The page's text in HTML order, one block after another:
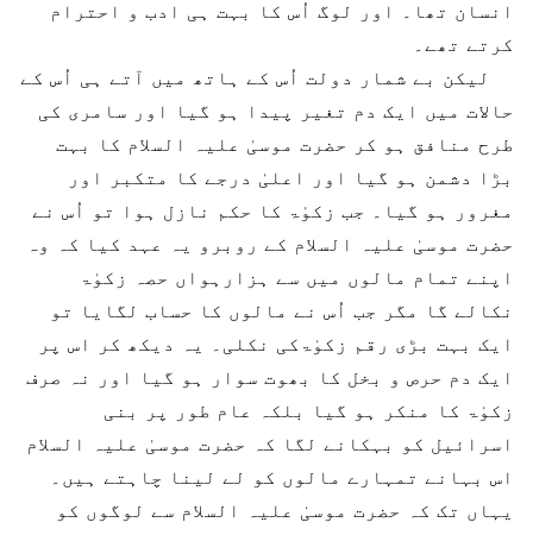
انسان تھا۔ اور لوگ اُس کا بہت ہی ادب و احترام
کرتے تھے۔
لیکن بے شمار دولت اُس کے ہاتھ میں آتے ہی اُس کے
حالات میں ایک دم تغیر پیدا ہو گیا اور سامری کی
طرح منافق ہو کر حضرت موسیٰ علیہ السلام کا بہت
بڑا دشمن ہو گیا اور اعلیٰ درجے کا متکبر اور
مغرور ہو گیا۔ جب زکوٰۃ کا حکم نازل ہوا تو اُس نے
حضرت موسیٰ علیہ السلام کے روبرو یہ عہد کیا کہ وہ
اپنے تمام مالوں میں سے ہزارہواں حصہ زکوٰۃ
نکالے گا مگر جب اُس نے مالوں کا حساب لگایا تو
ایک بہت بڑی رقم زکوٰۃکی نکلی۔ یہ دیکھ کر اس پر
ایک دم حرص و بخل کا بھوت سوار ہو گیا اور نہ صرف
زکوٰۃ کا منکر ہو گیا بلکہ عام طور پر بنی
اسرائیل کو بہکانے لگا کہ حضرت موسیٰ علیہ السلام
اس بہانے تمہارے مالوں کو لے لینا چاہتے ہیں۔
یہاں تک کہ حضرت موسیٰ علیہ السلام سے لوگوں کو